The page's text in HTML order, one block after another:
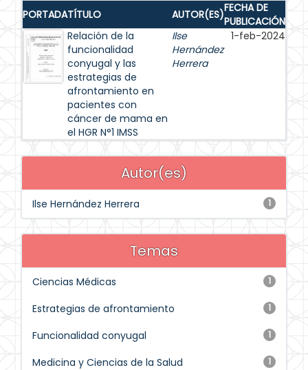
PORTADATÍTULO AUTOR(ES)FECHA DE
PUBLICACIÓN
Relación de la
funcionalidad
conyugal y las
estrategias de
afrontamiento en
pacientes con
cáncer de mama en
el HGR N°1 IMSS
Ilse
Hernández
Herrera
1-feb-2024
Autor(es)
1
Ilse Hernández Herrera
Temas
1
Ciencias Médicas
1
Estrategias de afrontamiento
1
Funcionalidad conyugal
1
Medicina y Ciencias de la Salud